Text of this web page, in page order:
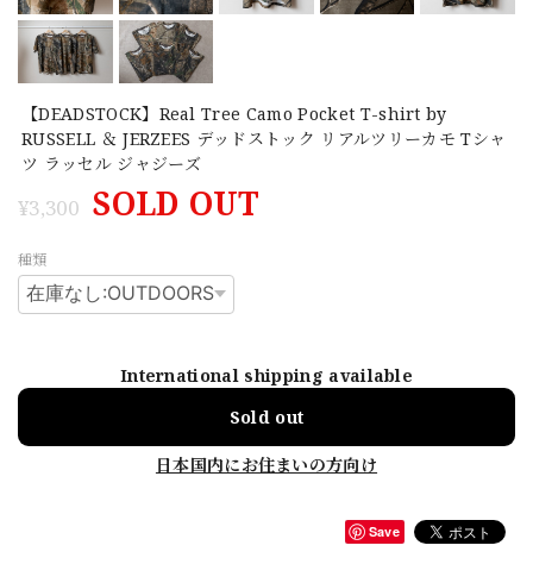
【DEADSTOCK】Real Tree Camo Pocket T-shirt by
RUSSELL ＆ JERZEES デッドストック リアルツリーカモ Tシャ
ツ ラッセル ジャジーズ
¥3,300 SOLD OUT
種類
International shipping available
Sold out
日本国内にお住まいの方向け
Save